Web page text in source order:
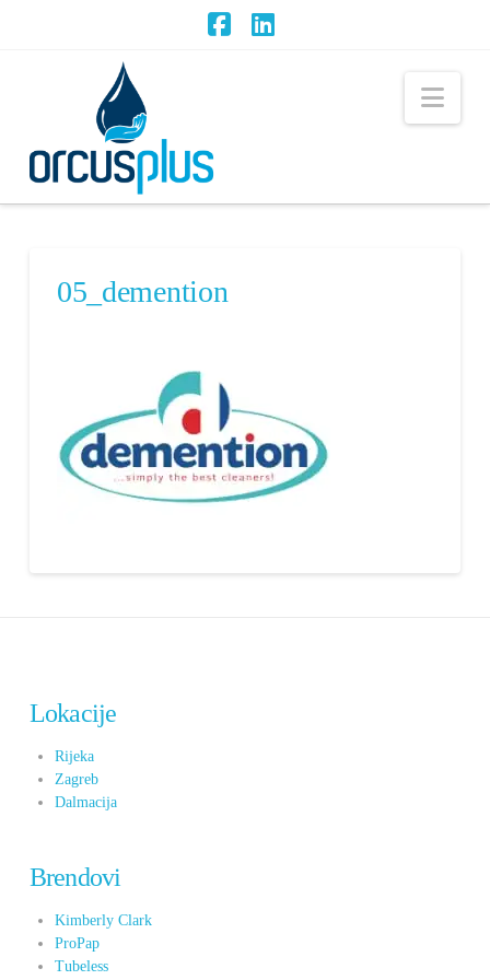
05_demention
Lokacije
Rijeka
Zagreb
Dalmacija
Brendovi
Kimberly Clark
ProPap
Tubeless